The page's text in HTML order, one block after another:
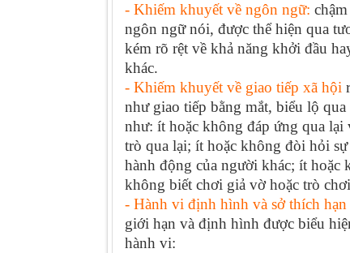
- Khiếm khuyết về ngôn ngữ:
ngôn ngữ nói, được thể hiện qua
kém rõ rệt về khả năng khởi đầu
khác.
- Khiếm khuyết về giao tiếp xã hội
như giao tiếp bằng mắt, biểu lộ
như: ít hoặc không đáp ứng qua
trò qua lại; ít hoặc không đòi hỏi
hành động của người khác; ít
không biết chơi giả vờ hoặc trò
- Hành vi định hình và sở thích hạn
giới hạn và định hình được biểu
hành vi: